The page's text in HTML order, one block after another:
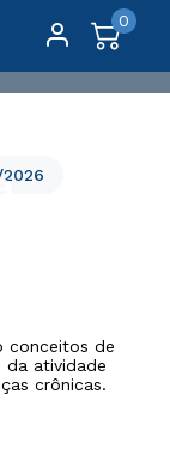
0
conceitos de
da atividade
crônicas.